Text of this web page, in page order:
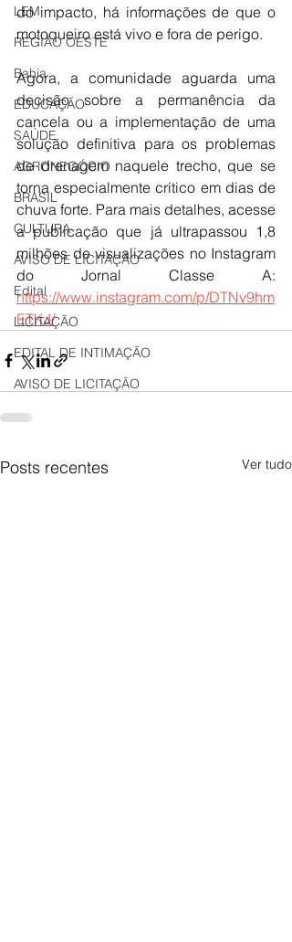
LEM
REGIÃO OESTE
Bahia
EDUCAÇÃO
SAÚDE
AGRONEGÓCIO
BRASIL
CULTURA
AVISO DE LICITAÇÃO
Edital
LICITAÇÃO
EDITAL DE INTIMAÇÃO
AVISO DE LICITAÇÃO
do impacto, há informações de que o
motoqueiro está vivo e fora de perigo.
Agora, a comunidade aguarda uma
decisão sobre a permanência da
cancela ou a implementação de uma
solução definitiva para os problemas
de drenagem naquele trecho, que se
torna especialmente crítico em dias de
chuva forte. Para mais detalhes, acesse
a publicação que já ultrapassou 1,8
milhões de visualizações no Instagram
https://www.instagram.com/p/DTNv9hm
ETKJ/
Posts recentes Ver tudo